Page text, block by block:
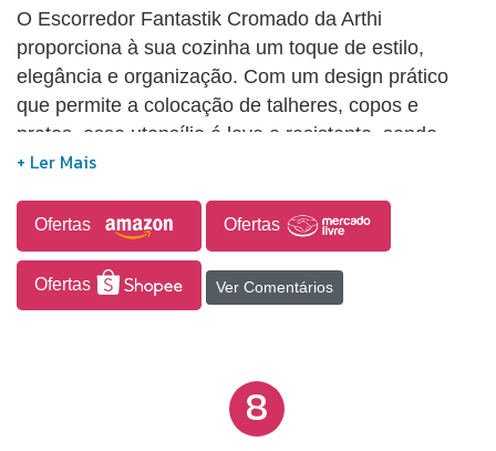
O Escorredor Fantastik Cromado da Arthi
proporciona à sua cozinha um toque de estilo,
elegância e organização. Com um design prático
que permite a colocação de talheres, copos e
pratos, esse utensílio é leve e resistente, sendo
uma adição indispensável para o seu espaço
Ofertas Ofertas
Ofertas Ver Comentários
8